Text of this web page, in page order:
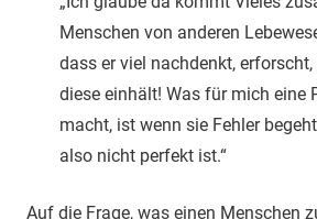
Menschen von anderen
dass er viel nachdenkt,
diese einhält! Was für mich eine
macht, ist wenn sie Fehler
also nicht perfekt ist.“
Auf die Frage, was einen Menschen